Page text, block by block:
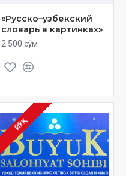
«Русско–узбекский
словарь в картинках»
2 500 сўм
ЙЎҚ